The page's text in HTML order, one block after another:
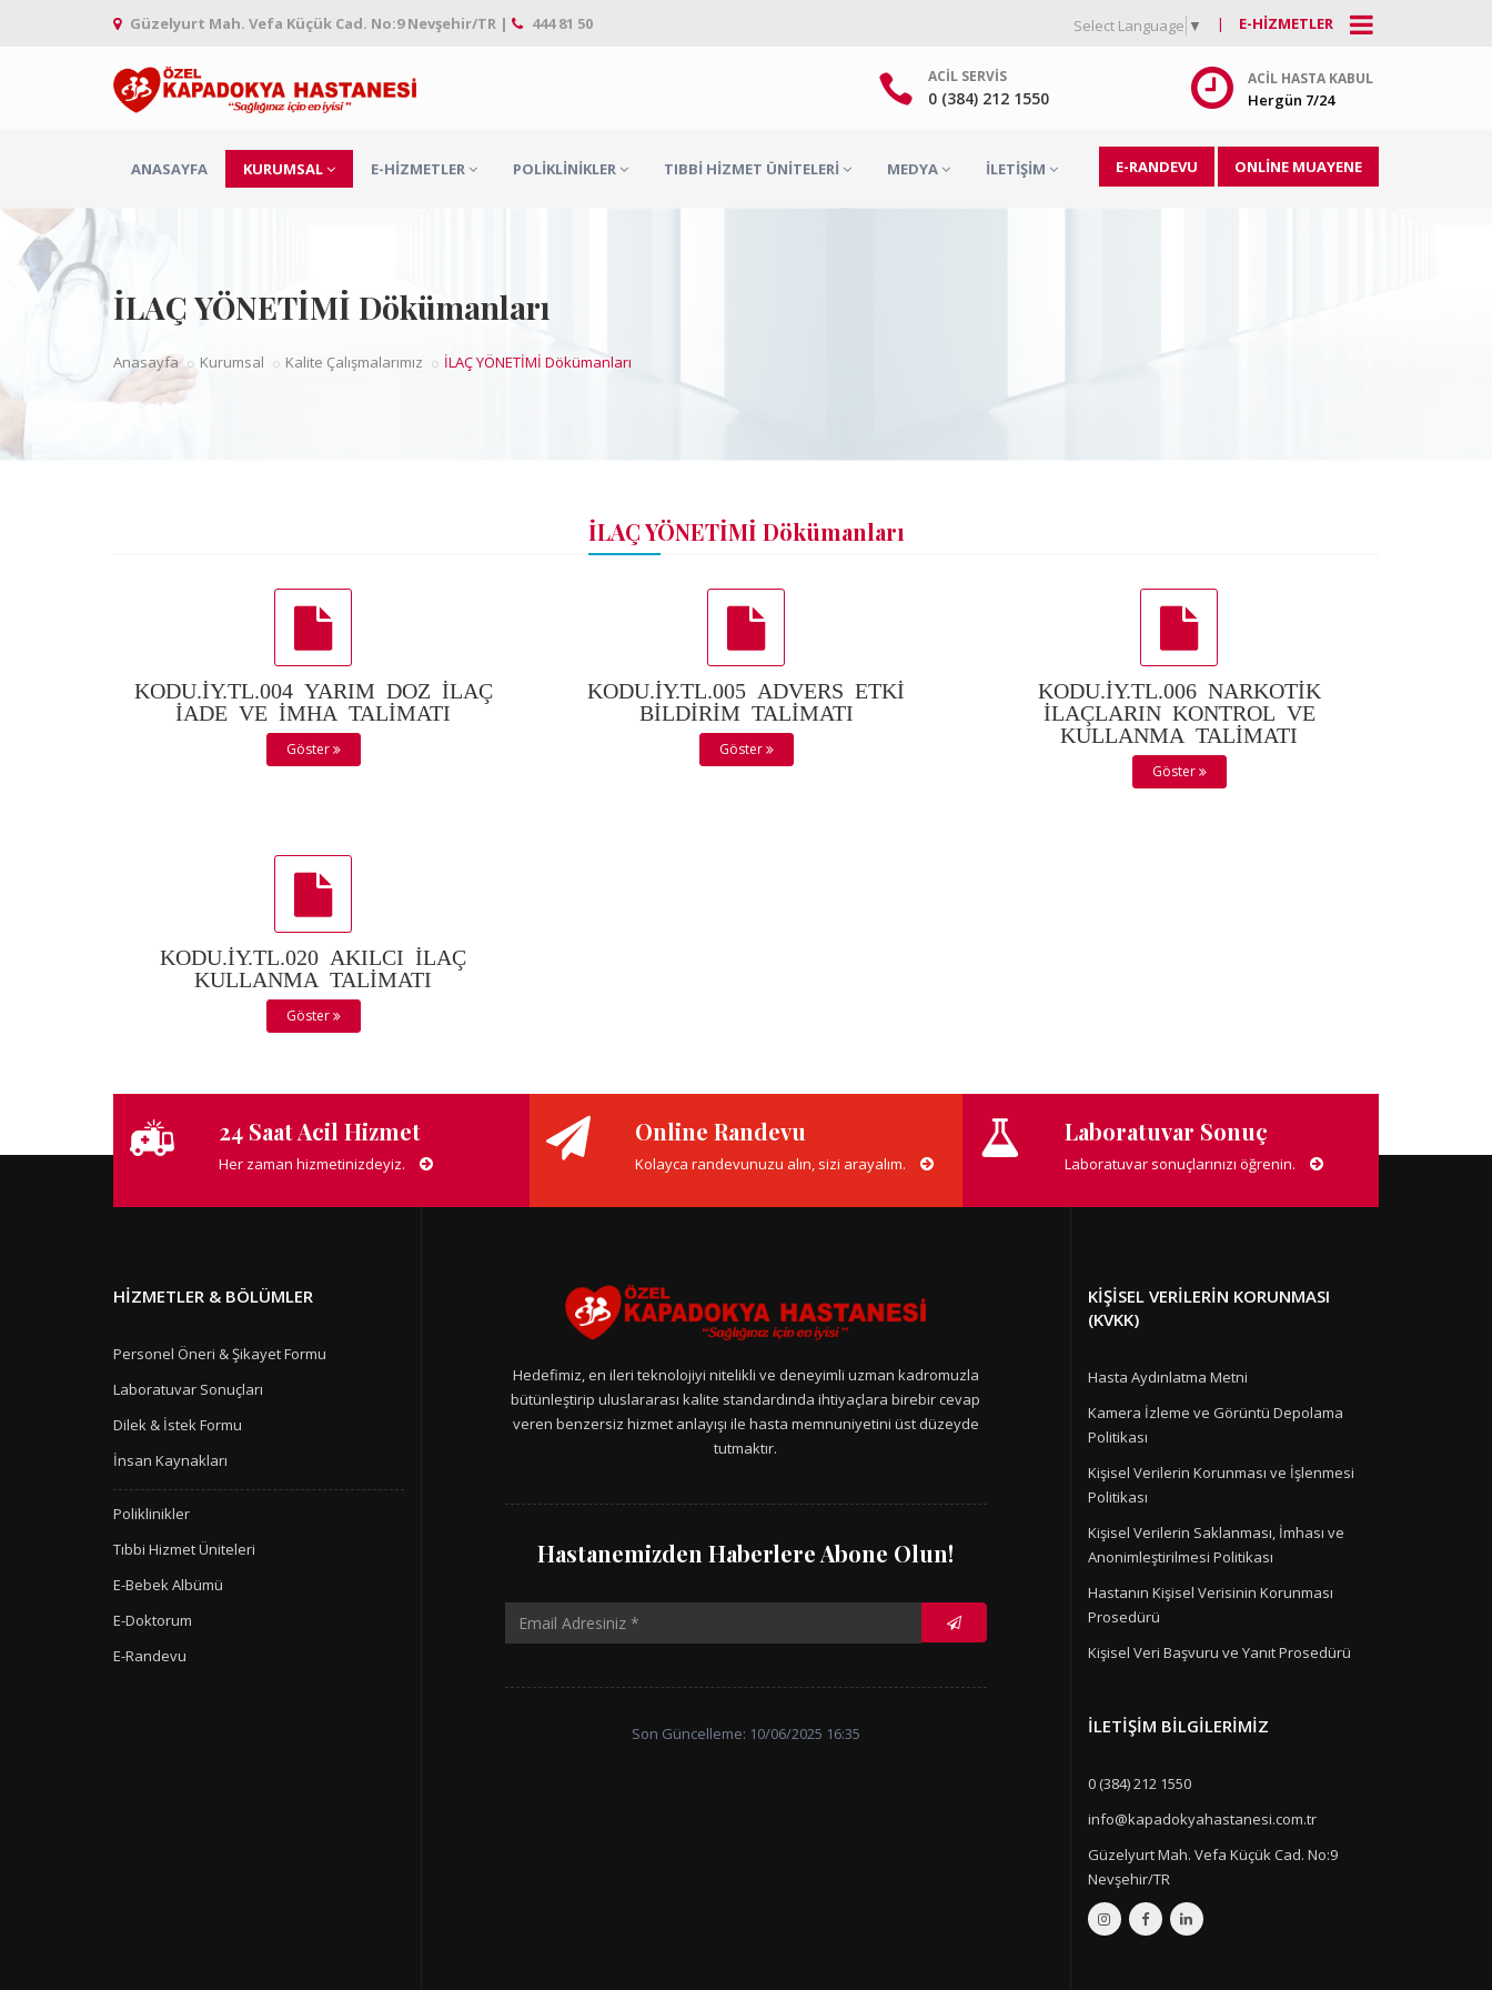
Güzelyurt Mah. Vefa Küçük Cad. No:9 Nevşehir/TR | 444 81 50 Select Language ▼ | E-HIZMETLER
ACIL SERVIS
0 (384) 212 1550
ACIL HASTA KABUL
Hergün 7/24
ANASAYFA KURUMSAL E-HIZMETLER POLIKLINIKLER TIBBI HIZMET ÜNITELERI MEDYA İLETIŞIM E-RANDEVU ONLİNE MUAYENE
İLAÇ YÖNETİMİ Dökümanları
Anasayfa Kurumsal Kalite Çalışmalarımız İLAÇ YÖNETİMİ Dökümanları
İLAÇ YÖNETİMİ Dökümanları
KODU.İY.TL.004 YARIM DOZ İLAÇ
İADE VE İMHA TALİMATI
Göster
KODU.İY.TL.005 ADVERS ETKİ
BİLDİRİM TALİMATI
Göster
KODU.İY.TL.006 NARKOTİK
İLAÇLARIN KONTROL VE
KULLANMA TALİMATI
Göster
KODU.İY.TL.020 AKILCI İLAÇ
KULLANMA TALİMATI
Göster
24 Saat Acil Hizmet
Her zaman hizmetinizdeyiz.
Online Randevu
Kolayca randevunuzu alın, sizi arayalım.
Laboratuvar Sonuç
Laboratuvar sonuçlarınızı öğrenin.
HIZMETLER & BÖLÜMLER
Personel Öneri & Şikayet Formu
Laboratuvar Sonuçları
Dilek & İstek Formu
İnsan Kaynakları
Poliklinikler
Tıbbi Hizmet Üniteleri
E-Bebek Albümü
E-Doktorum
E-Randevu
Hedefimiz, en ileri teknolojiyi nitelikli ve deneyimli uzman kadromuzla
bütünleştirip uluslararası kalite standardında ihtiyaçlara birebir cevap
veren benzersiz hizmet anlayışı ile hasta memnuniyetini üst düzeyde
tutmaktır.
Hastanemizden Haberlere Abone Olun!
Son Güncelleme: 10/06/2025 16:35
KIŞISEL VERILERIN KORUNMASI
(KVKK)
Hasta Aydınlatma Metni
Kamera İzleme ve Görüntü Depolama
Politikası
Kişisel Verilerin Korunması ve İşlenmesi
Politikası
Kişisel Verilerin Saklanması, İmhası ve
Anonimleştirilmesi Politikası
Hastanın Kişisel Verisinin Korunması
Prosedürü
Kişisel Veri Başvuru ve Yanıt Prosedürü
İLETIŞIM BILGILERIMIZ
0 (384) 212 1550
info@kapadokyahastanesi.com.tr
Güzelyurt Mah. Vefa Küçük Cad. No:9
Nevşehir/TR